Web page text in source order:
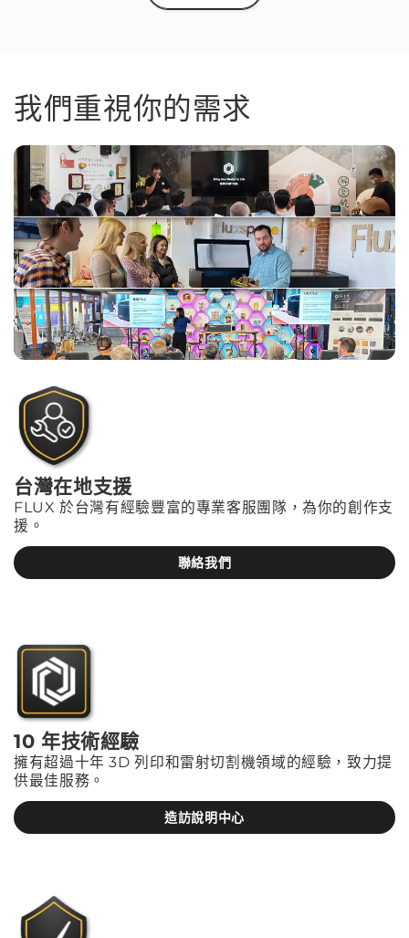
我們重視你的需求
台灣在地支援
FLUX 於台灣有經驗豐富的專業客服團隊，為你的創作支
援。
聯絡我們
10 年技術經驗
擁有超過十年 3D 列印和雷射切割機領域的經驗，致力提
供最佳服務。
造訪說明中心